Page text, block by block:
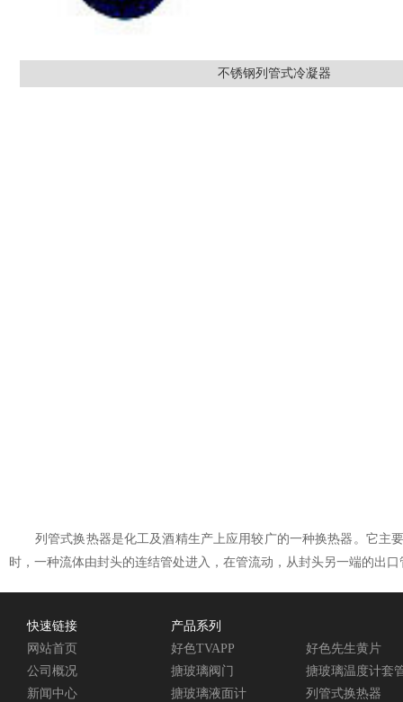
不锈钢列管式冷凝器
列管式换热器是化工及酒精生产上应用较广的一种换热器。它主要由壳体
时，一种流体由封头的连结管处进入，在管流动，从封头另一端的
快速链接
网站首页
公司概况
新闻中心
产品系列
好色TVAPP
好色先生黄片
搪玻璃阀门
搪玻璃温度计套
搪玻璃液面计
列管式换热器